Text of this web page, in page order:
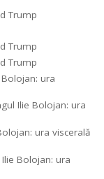
Trump
Trump
Trump
ura
Ilie Bolojan: ura
ura viscerală
Bolojan: ura